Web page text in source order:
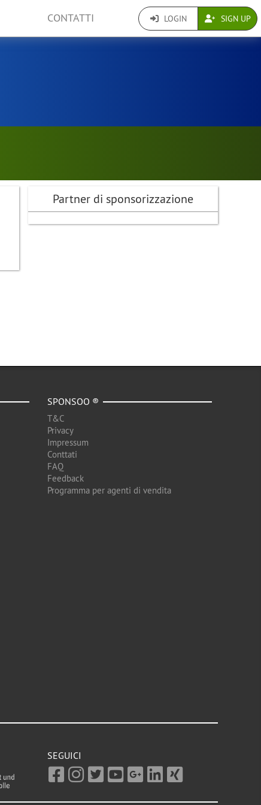
CONTATTI LOGIN SIGN UP
Partner di sponsorizzazione
SPONSOO ®
T&C
Privacy
Impressum
Conttati
FAQ
Feedback
Programma per agenti di vendita
SEGUICI